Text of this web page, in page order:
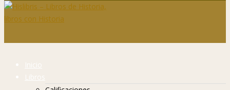
Inicio
Libros